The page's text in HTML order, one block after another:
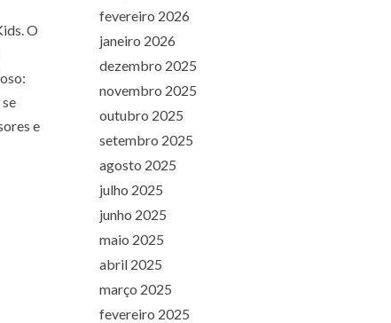
O
e
fevereiro 2026
janeiro 2026
dezembro 2025
novembro 2025
outubro 2025
setembro 2025
agosto 2025
julho 2025
junho 2025
maio 2025
abril 2025
março 2025
fevereiro 2025